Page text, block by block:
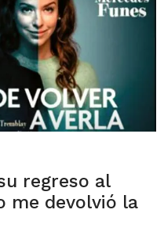
regreso al
me devolvió la